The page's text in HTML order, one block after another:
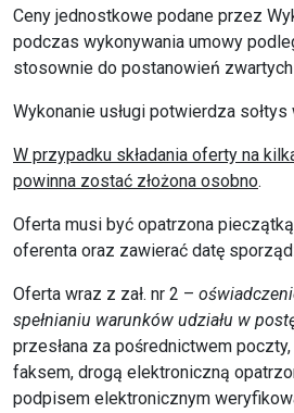
Ceny jednostkowe podane przez
podczas wykonywania umowy
stosownie do postanowień
Wykonanie usługi potwierdza sołtys
W przypadku składania oferty na
powinna zostać złożona osobno.
Oferta musi być opatrzona
oferenta oraz zawierać datę
Oferta wraz z zał. nr 2 –
spełnianiu warunków udziału w
przesłana za pośrednictwem poczty,
faksem, drogą elektroniczną
podpisem elektronicznym